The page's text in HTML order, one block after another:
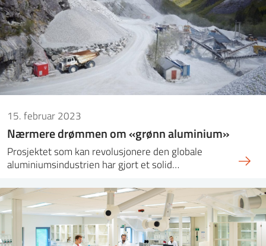
15. februar 2023
Nærmere drømmen om «grønn aluminium»
Prosjektet som kan revolusjonere den globale
aluminiumsindustrien har gjort et solid…